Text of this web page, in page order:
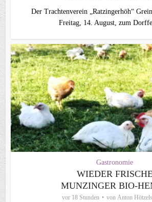
Der Trachtenverein „Ratzingerhöh“
Freitag, 14. August, zum
Gastronomie
WIEDER FRISCHE
MUNZINGER BIO-
vor 18 Stunden von Anton